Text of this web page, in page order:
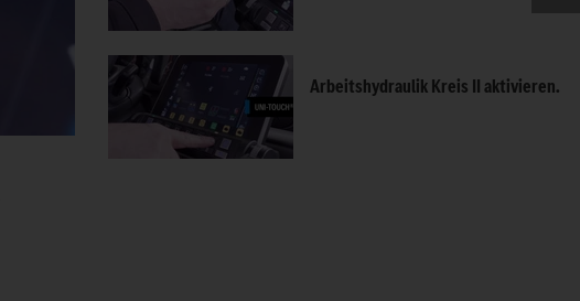
Arbeitshydraulik Kreis II aktivieren.